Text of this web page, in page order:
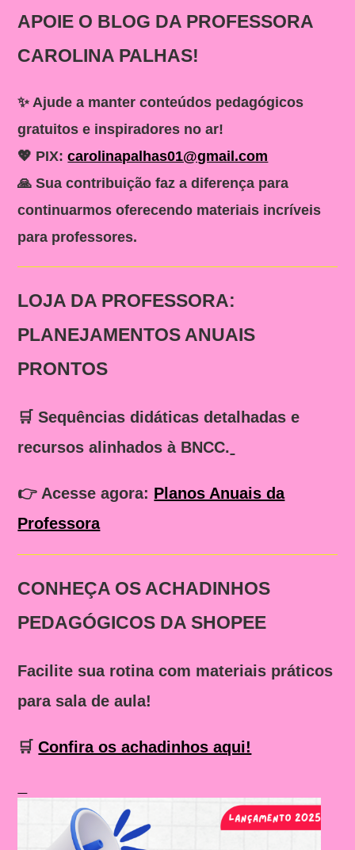
APOIE O BLOG DA PROFESSORA
CAROLINA PALHAS!
✨ Ajude a manter conteúdos pedagógicos
gratuitos e inspiradores no ar!
💖 PIX: carolinapalhas01@gmail.com
🙏 Sua contribuição faz a diferença para
continuarmos oferecendo materiais incríveis
para professores.
LOJA DA PROFESSORA:
PLANEJAMENTOS ANUAIS
PRONTOS
🛒 Sequências didáticas detalhadas e
recursos alinhados à BNCC.
👉 Acesse agora: Planos Anuais da
Professora
CONHEÇA OS ACHADINHOS
PEDAGÓGICOS DA SHOPEE
Facilite sua rotina com materiais práticos
para sala de aula!
🛒Confira os achadinhos aqui!